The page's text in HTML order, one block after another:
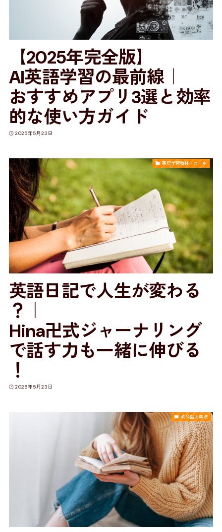
【2025年完全版】
AI英語学習の最前線｜
おすすめアプリ3選と効率
的な使い方ガイド
2025年5月23日
英語学習教材・ツール
英語日記で人生が変わる
？｜
Hina卍式ジャーナリング
で話す力も一緒に伸びる
！
2025年5月23日
英会話上達法